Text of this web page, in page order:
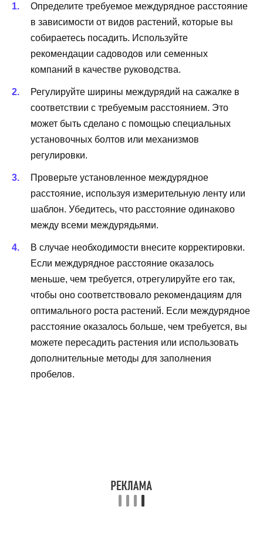
Определите требуемое междурядное расстояние
в зависимости от видов растений, которые вы
собираетесь посадить. Используйте
рекомендации садоводов или семенных
компаний в качестве руководства.
Регулируйте ширины междурядий на сажалке в
соответствии с требуемым расстоянием. Это
может быть сделано с помощью специальных
установочных болтов или механизмов
регулировки.
Проверьте установленное междурядное
расстояние, используя измерительную ленту или
шаблон. Убедитесь, что расстояние одинаково
между всеми междурядьями.
В случае необходимости внесите корректировки.
Если междурядное расстояние оказалось
меньше, чем требуется, отрегулируйте его так,
чтобы оно соответствовало рекомендациям для
оптимального роста растений. Если междурядное
расстояние оказалось больше, чем требуется, вы
можете пересадить растения или использовать
дополнительные методы для заполнения
пробелов.